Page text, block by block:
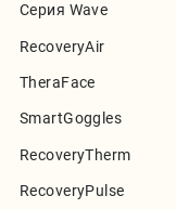
Серия Wave
RecoveryAir
TheraFace
SmartGoggles
RecoveryTherm
RecoveryPulse